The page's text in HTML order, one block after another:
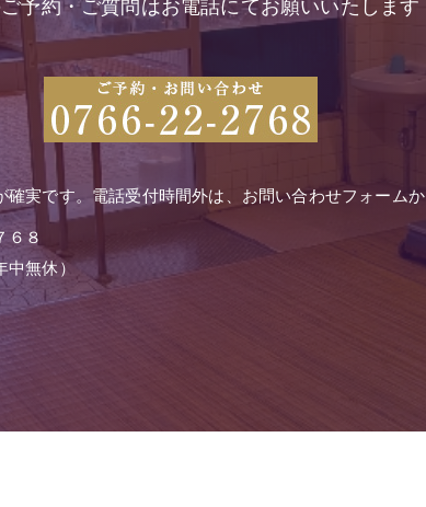
予約・ご質問はお電話にてお願いいたします
実です。電話受付時間外は、お問い合わせフォーム
６８
無休）